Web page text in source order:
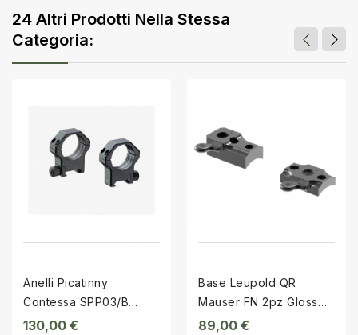
24 Altri Prodotti Nella Stessa
Categoria:
Anelli Picatinny
Contessa SPP03/B
ø34mm h12mm
130,00 €
Base Leupold QR
Mauser FN 2pz Gloss
50055
89,00 €